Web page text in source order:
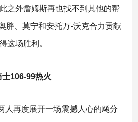
之外詹姆斯再也找不到其他的帮
胖、莫宁和安托万-沃克合力贡献
这场胜利。
106-99热火
人再度展开一场震撼人心的飚分